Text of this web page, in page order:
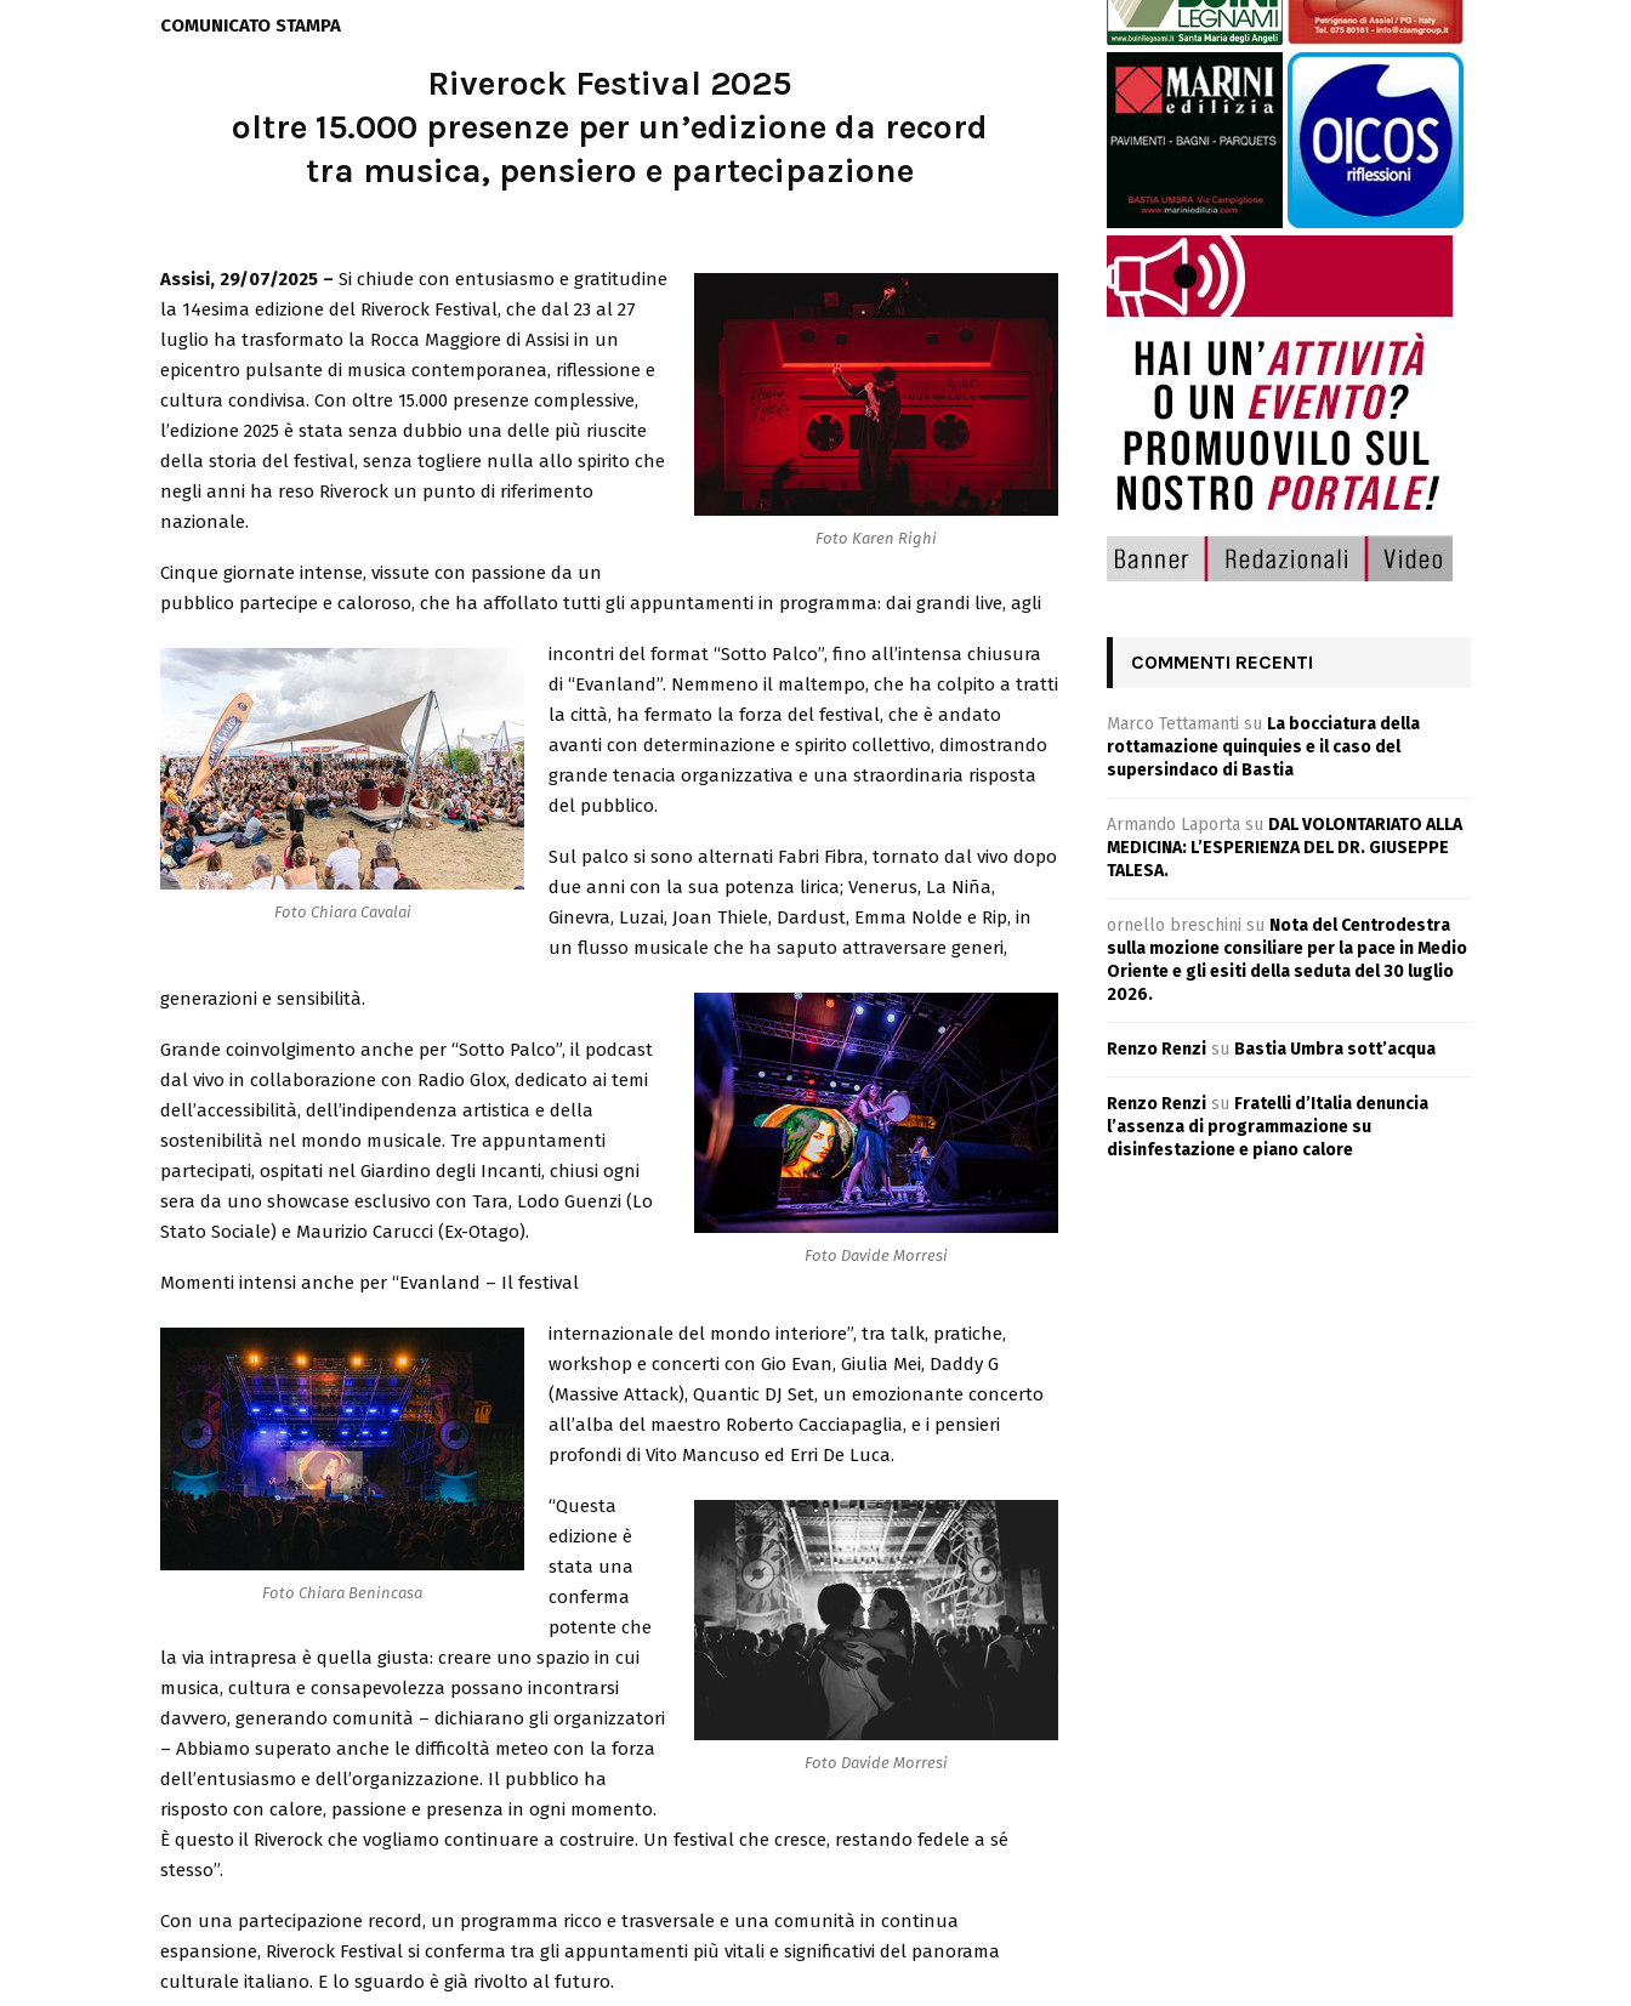
COMUNICATO STAMPA
Riverock Festival 2025
oltre 15.000 presenze per un’edizione da record
tra musica, pensiero e partecipazione
Foto Karen Righi
Assisi, 29/07/2025 – Si chiude con entusiasmo e gratitudine
la 14esima edizione del Riverock Festival, che dal 23 al 27
luglio ha trasformato la Rocca Maggiore di Assisi in un
epicentro pulsante di musica contemporanea, riflessione e
cultura condivisa. Con oltre 15.000 presenze complessive,
l’edizione 2025 è stata senza dubbio una delle più riuscite
della storia del festival, senza togliere nulla allo spirito che
negli anni ha reso Riverock un punto di riferimento
nazionale.
Cinque giornate intense, vissute con passione da un
pubblico partecipe e caloroso, che ha affollato tutti gli appuntamenti in programma: dai grandi live, agli
Foto Chiara Cavalai
incontri del format “Sotto Palco”, fino all’intensa chiusura
di “Evanland”. Nemmeno il maltempo, che ha colpito a tratti
la città, ha fermato la forza del festival, che è andato
avanti con determinazione e spirito collettivo, dimostrando
grande tenacia organizzativa e una straordinaria risposta
del pubblico.
Sul palco si sono alternati Fabri Fibra, tornato dal vivo dopo
due anni con la sua potenza lirica; Venerus, La Niña,
Ginevra, Luzai, Joan Thiele, Dardust, Emma Nolde e Rip, in
un flusso musicale che ha saputo attraversare generi,
Foto Davide Morresi
generazioni e sensibilità.
Grande coinvolgimento anche per “Sotto Palco”, il podcast
dal vivo in collaborazione con Radio Glox, dedicato ai temi
dell’accessibilità, dell’indipendenza artistica e della
sostenibilità nel mondo musicale. Tre appuntamenti
partecipati, ospitati nel Giardino degli Incanti, chiusi ogni
sera da uno showcase esclusivo con Tara, Lodo Guenzi (Lo
Stato Sociale) e Maurizio Carucci (Ex-Otago).
Momenti intensi anche per “Evanland – Il festival
Foto Chiara Benincasa
internazionale del mondo interiore”, tra talk, pratiche,
workshop e concerti con Gio Evan, Giulia Mei, Daddy G
(Massive Attack), Quantic DJ Set, un emozionante concerto
all’alba del maestro Roberto Cacciapaglia, e i pensieri
profondi di Vito Mancuso ed Erri De Luca.
Foto Davide Morresi
“Questa
edizione è
stata una
conferma
potente che
la via intrapresa è quella giusta: creare uno spazio in cui
musica, cultura e consapevolezza possano incontrarsi
davvero, generando comunità – dichiarano gli organizzatori
– Abbiamo superato anche le difficoltà meteo con la forza
dell’entusiasmo e dell’organizzazione. Il pubblico ha
risposto con calore, passione e presenza in ogni momento.
È questo il Riverock che vogliamo continuare a costruire. Un festival che cresce, restando fedele a sé
stesso”.
Con una partecipazione record, un programma ricco e trasversale e una comunità in continua
espansione, Riverock Festival si conferma tra gli appuntamenti più vitali e significativi del panorama
culturale italiano. E lo sguardo è già rivolto al futuro.
COMMENTI RECENTI
Marco Tettamanti su La bocciatura della
rottamazione quinquies e il caso del
supersindaco di Bastia
Armando Laporta su DAL VOLONTARIATO ALLA
MEDICINA: L’ESPERIENZA DEL DR. GIUSEPPE
TALESA.
ornello breschini su Nota del Centrodestra
sulla mozione consiliare per la pace in Medio
Oriente e gli esiti della seduta del 30 luglio
2026.
Renzo Renzi su Bastia Umbra sott’acqua
Renzo Renzi su Fratelli d’Italia denuncia
l’assenza di programmazione su
disinfestazione e piano calore